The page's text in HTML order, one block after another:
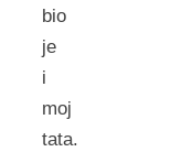
bio
je
i
moj
tata.